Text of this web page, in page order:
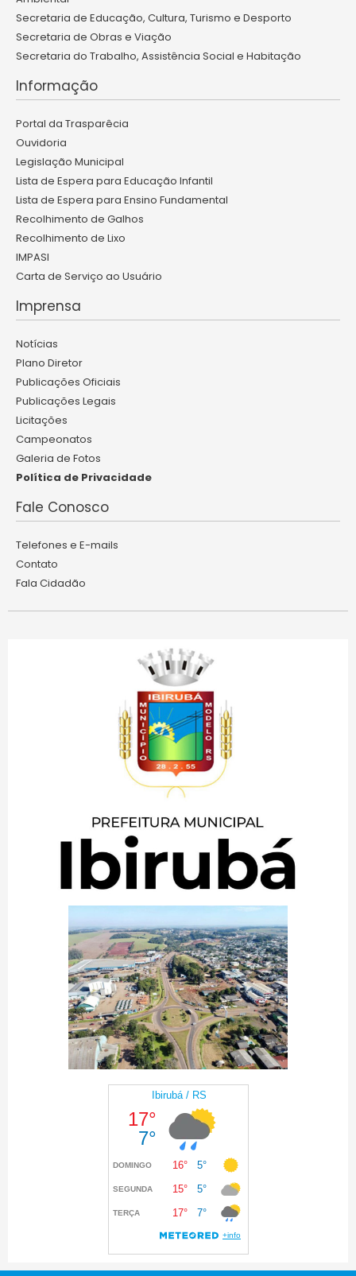
Secretaria de Educação, Cultura, Turismo e Desporto
Secretaria de Obras e Viação
Secretaria do Trabalho, Assistência Social e Habitação
Informação
Portal da Trasparêcia
Ouvidoria
Legislação Municipal
Lista de Espera para Educação Infantil
Lista de Espera para Ensino Fundamental
Recolhimento de Galhos
Recolhimento de Lixo
IMPASI
Carta de Serviço ao Usuário
Imprensa
Notícias
Plano Diretor
Publicações Oficiais
Publicações Legais
Licitações
Campeonatos
Galeria de Fotos
Política de Privacidade
Fale Conosco
Telefones e E-mails
Contato
Fala Cidadão